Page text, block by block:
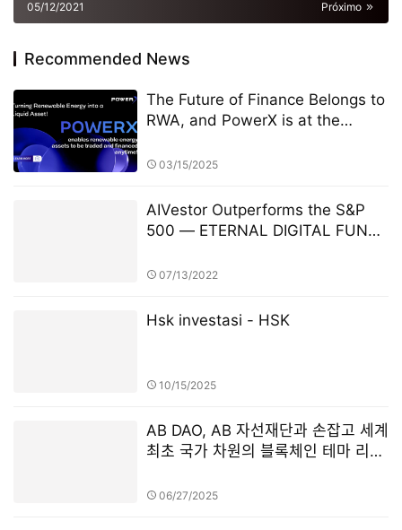
Próximo
05/12/2021
Recommended News
The Future of Finance Belongs to
RWA, and PowerX is at the
03/15/2025
AIVestor Outperforms the S&P
500 — ETERNAL DIGITAL FUND
Return, Leading a New Era of AI-
07/13/2022
Hsk investasi - HSK
10/15/2025
AB DAO, AB 자선재단과 손잡고 세계
최초 국가 차원의 블록체인 테마 리조
06/27/2025